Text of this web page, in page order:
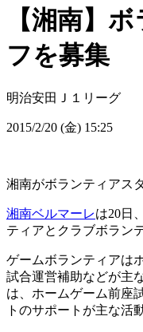
【湘南】
フを募集
明治安田Ｊ１リーグ
2015/2/20 (金) 15:25
湘南がボランティアス
湘南ベルマーレは20日
ティアとクラブボラン
ゲームボランティアは
試合運営補助などが主
は、ホームゲーム前座
トのサポートが主な活